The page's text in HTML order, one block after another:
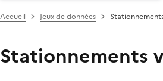
Accueil Jeux de données
Stationnements